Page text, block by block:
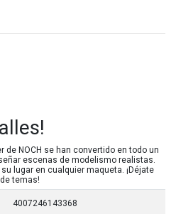
NOCH se han convertido en todo un
escenas de modelismo realistas.
lugar en cualquier maqueta. ¡Déjate
temas!
4007246143368